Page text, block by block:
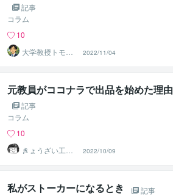
記事
コラム
10
大学教授トモ｜
元東大教員
2022/11/04
元教員がココナラで出品を始めた理由
記事
コラム
10
きょうざい工房
ツツミ
2022/10/09
私がストーカーになるとき
記事